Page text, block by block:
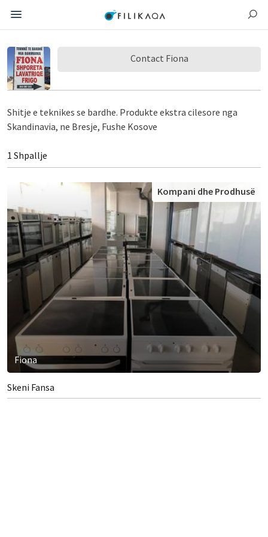
Contact Fiona
Shitje e teknikes se bardhe. Produkte ekstra cilesore nga
Skandinavia, ne Bresje, Fushe Kosove
1 Shpallje
Fiona
Kompani dhe Prodhusë
Skeni Fansa